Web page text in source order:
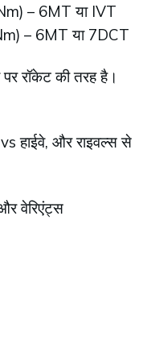
– 6MT या IVT
– 6MT या 7DCT
पर रॉकेट की तरह है।
हाईवे, और राइवल्स से
वेरिएंट्स